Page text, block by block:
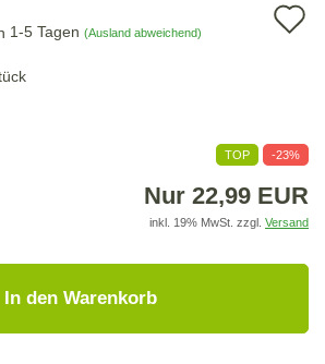
1-5 Tagen (Ausland abweichend)
TOP -23%
Nur 22,99 EUR
inkl. 19% MwSt. zzgl. Versand
In den Warenkorb